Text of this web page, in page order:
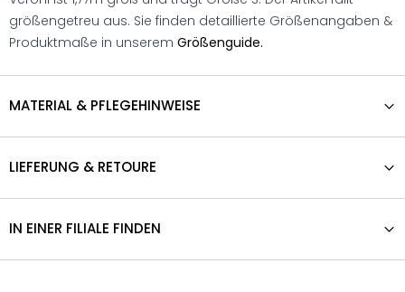
größengetreu aus. Sie finden detaillierte Größenangaben &
Produktmaße in unserem Größenguide.
MATERIAL & PFLEGEHINWEISE
LIEFERUNG & RETOURE
IN EINER FILIALE FINDEN